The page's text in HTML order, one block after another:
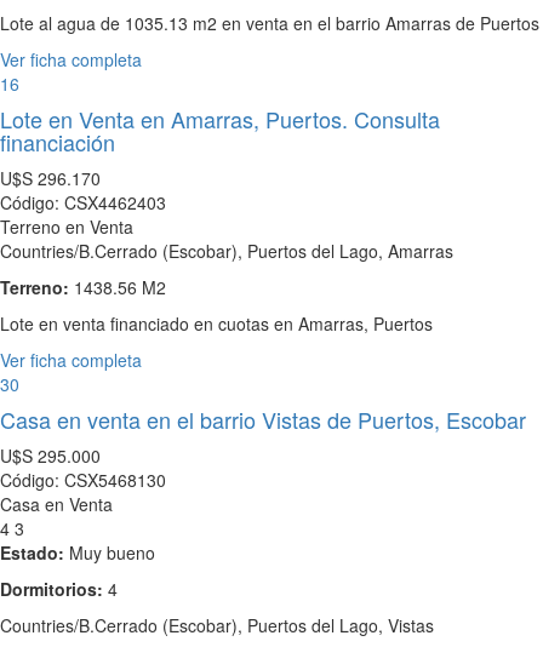
Lote al agua de 1035.13 m2 en venta en el barrio Amarras de Puertos
Ver ficha completa
16
Lote en Venta en Amarras, Puertos. Consulta
financiación
U$S 296.170
Código: CSX4462403
Terreno en Venta
Countries/B.Cerrado (Escobar), Puertos del Lago, Amarras
Terreno: 1438.56 M2
Lote en venta financiado en cuotas en Amarras, Puertos
Ver ficha completa
30
Casa en venta en el barrio Vistas de Puertos, Escobar
U$S 295.000
Código: CSX5468130
Casa en Venta
4 3
Estado: Muy bueno
Dormitorios: 4
Countries/B.Cerrado (Escobar), Puertos del Lago, Vistas